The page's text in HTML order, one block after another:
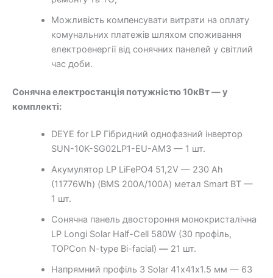
Можливість компенсувати витрати на оплату
комунальних платежів шляхом споживання
електроенергії від сонячних панелей у світлий
час доби.
Сонячна електростанція потужністю 10кВт — у
комплекті:
DEYE for LP Гібридний однофазний інвертор
SUN-10K-SG02LP1-EU-AM3 — 1 шт.
Акумулятор LP LiFePO4 51,2V — 230 Ah
(11776Wh) (BMS 200A/100А) метал Smart BT —
1 шт.
Сонячна панель двостороння монокристалічна
LP Longi Solar Half-Cell 580W (30 профіль,
TOPCon N-type Bi-facial) —21 шт.
Напрямний профіль З Solar 41х41х1.5 мм — 63